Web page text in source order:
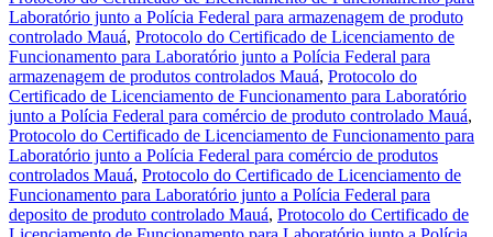
Laboratório junto a Polícia Federal para armazenagem de produto
controlado Mauá, Protocolo do Certificado de Licenciamento de
Funcionamento para Laboratório junto a Polícia Federal para
armazenagem de produtos controlados Mauá, Protocolo do
Certificado de Licenciamento de Funcionamento para Laboratório
junto a Polícia Federal para comércio de produto controlado Mauá,
Protocolo do Certificado de Licenciamento de Funcionamento para
Laboratório junto a Polícia Federal para comércio de produtos
controlados Mauá, Protocolo do Certificado de Licenciamento de
Funcionamento para Laboratório junto a Polícia Federal para
deposito de produto controlado Mauá, Protocolo do Certificado de